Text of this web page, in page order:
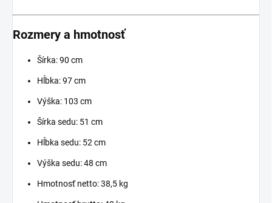
Rozmery a hmotnosť
Šírka: 90 cm
Hĺbka: 97 cm
Výška: 103 cm
Šírka sedu: 51 cm
Hĺbka sedu: 52 cm
Výška sedu: 48 cm
Hmotnosť netto: 38,5 kg